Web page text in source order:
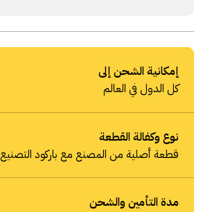
إمكانية الشحن إلى
كل الدول في العالم
نوع وكفالة القطعة
قطعة أصلية من المصنع مع باركود التصنيع
مدة التأمين والشحن